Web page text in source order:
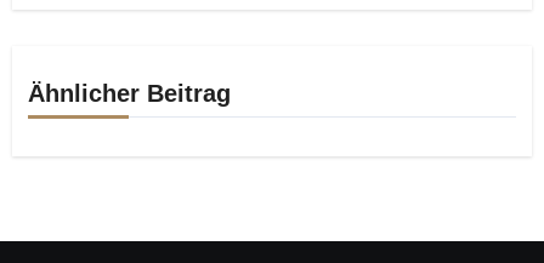
Ähnlicher Beitrag